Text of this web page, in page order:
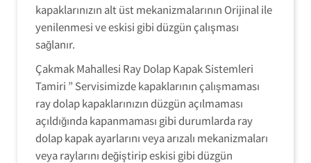
kapaklarınızın alt üst mekanizmalarının Orijinal ile
yenilenmesi ve eskisi gibi düzgün çalışması
sağlanır.
Çakmak Mahallesi Ray Dolap Kapak Sistemleri
Tamiri ” Servisimizde kapaklarının çalışmaması
ray dolap kapaklarınızın düzgün açılmaması
açıldığında kapanmaması gibi durumlarda ray
dolap kapak ayarlarını veya arızalı mekanizmaları
veya raylarını değiştirip eskisi gibi düzgün